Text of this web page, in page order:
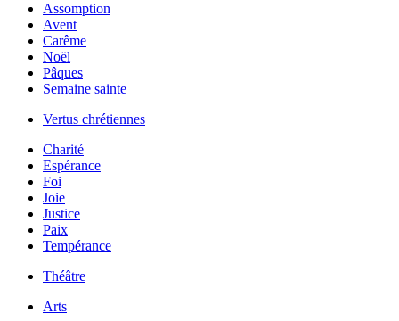
Assomption
Avent
Carême
Noël
Pâques
Semaine sainte
Vertus chrétiennes
Charité
Espérance
Foi
Joie
Justice
Paix
Tempérance
Théâtre
Arts